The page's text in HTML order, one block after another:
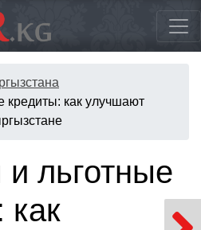
как улучшают
льготные
как